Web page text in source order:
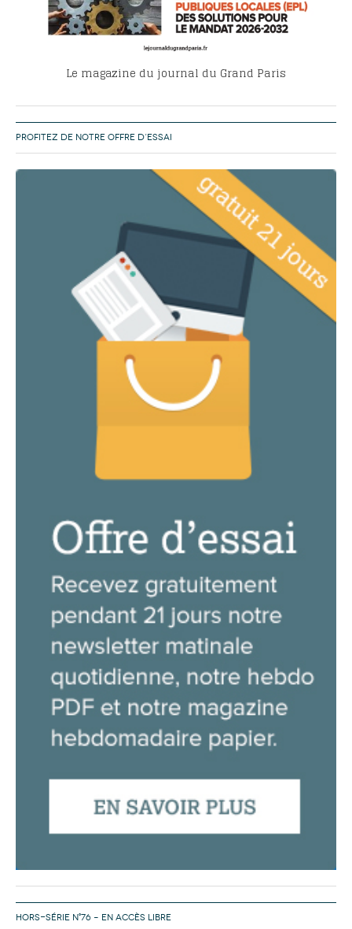
Le magazine du journal du Grand Paris
PROFITEZ DE NOTRE OFFRE D’ESSAI
HORS-SÉRIE N°76 – EN ACCÈS LIBRE